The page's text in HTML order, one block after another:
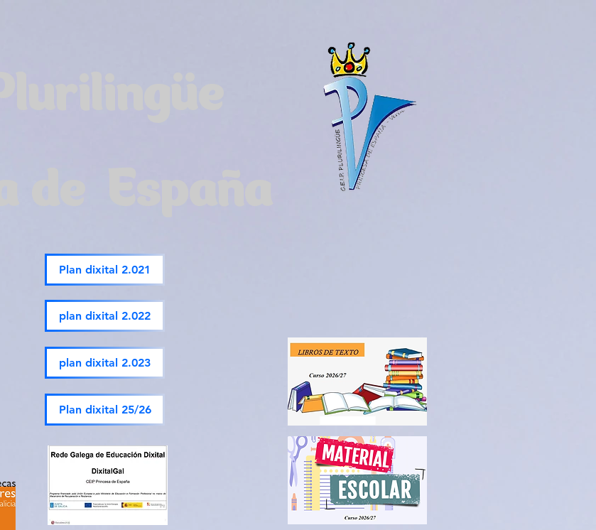
Plan dixital 2.021
plan dixital 2.022
plan dixital 2.023
Plan dixital 25/26